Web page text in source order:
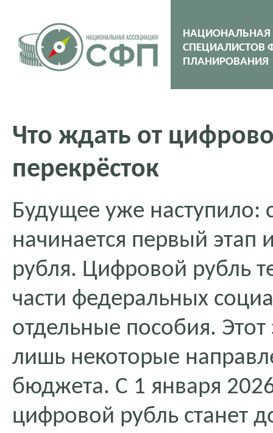
НАЦИОНАЛЬНАЯ
СПЕЦИАЛИСТОВ
ПЛАНИРОВАНИЯ
Что ждать от
перекрёсток
Будущее уже наступило:
начинается первый этап
рубля. Цифровой рубль
части федеральных
отдельные пособия. Этот
лишь некоторые
бюджета. С 1 января
цифровой рубль станет